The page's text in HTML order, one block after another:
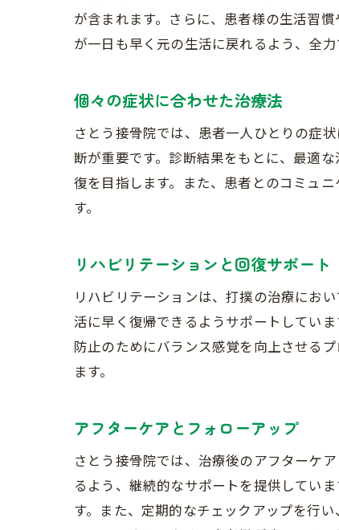
が含まれます。さらに、患者様の生活習
が一日も早く元の生活に戻れるよう、全力
個々の症状に合わせた治療法
さとう接骨院では、患者一人ひとりの症
断が重要です。診断結果をもとに、最適
復を目指します。また、患者とのコミュ
す。
リハビリテーションと回復サポート
リハビリテーションは、打撲の治療にお
活に早く復帰できるようサポートしてい
防止のためにバランス感覚を向上させる
ます。
アフターケアとフォローアップ
さとう接骨院では、治療後のアフターケ
るよう、継続的なサポートを提供してい
す。また、定期的なチェックアップを行